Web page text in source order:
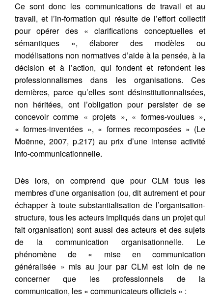
Ce sont donc les communications de travail et au
travail, et l’in-formation qui résulte de l’effort collectif
pour opérer des « clarifications conceptuelles et
sémantiques », élaborer des modèles ou
modélisations non normatives d’aide à la pensée, à la
décision et à l’action, qui fondent et refondent les
professionnalismes dans les organisations. Ces
dernières, parce qu’elles sont désinstitutionnalisées,
non héritées, ont l’obligation pour persister de se
concevoir comme « projets », « formes-voulues »,
« formes-inventées », « formes recomposées » (Le
Moënne, 2007, p.217) au prix d’une intense activité
info-communicationnelle.
Dès lors, on comprend que pour CLM tous les
membres d’une organisation (ou, dit autrement et pour
échapper à toute substantialisation de l’organisation-
structure, tous les acteurs impliqués dans un projet qui
fait organisation) sont aussi des acteurs et des sujets
de la communication organisationnelle. Le
phénomène de « mise en communication
généralisée » mis au jour par CLM est loin de ne
concerner que les professionnels de la
communication, les « communicateurs officiels » :